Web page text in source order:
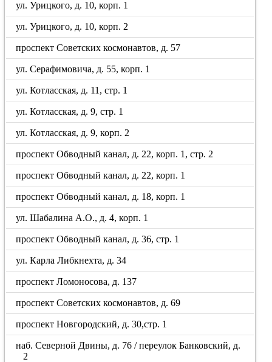
ул. Урицкого, д. 10, корп. 1
ул. Урицкого, д. 10, корп. 2
проспект Советских космонавтов, д. 57
ул. Серафимовича, д. 55, корп. 1
ул. Котласская, д. 11, стр. 1
ул. Котласская, д. 9, стр. 1
ул. Котласская, д. 9, корп. 2
проспект Обводный канал, д. 22, корп. 1, стр. 2
проспект Обводный канал, д. 22, корп. 1
проспект Обводный канал, д. 18, корп. 1
ул. Шабалина А.О., д. 4, корп. 1
проспект Обводный канал, д. 36, стр. 1
ул. Карла Либкнехта, д. 34
проспект Ломоносова, д. 137
проспект Советских космонавтов, д. 69
проспект Новгородский, д. 30,стр. 1
наб. Северной Двины, д. 76 / переулок Банковский, д.
2